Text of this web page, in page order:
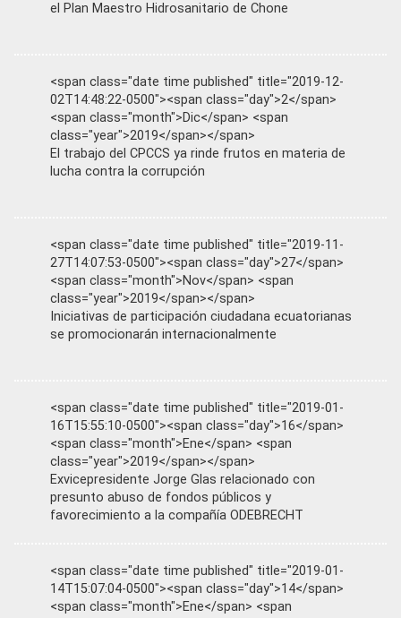
el Plan Maestro Hidrosanitario de Chone
<span class="date time published" title="2019-12-
02T14:48:22-0500"><span class="day">2</span>
<span class="month">Dic</span> <span
class="year">2019</span></span>
El trabajo del CPCCS ya rinde frutos en materia de
lucha contra la corrupción
<span class="date time published" title="2019-11-
27T14:07:53-0500"><span class="day">27</span>
<span class="month">Nov</span> <span
class="year">2019</span></span>
Iniciativas de participación ciudadana ecuatorianas
se promocionarán internacionalmente
<span class="date time published" title="2019-01-
16T15:55:10-0500"><span class="day">16</span>
<span class="month">Ene</span> <span
class="year">2019</span></span>
Exvicepresidente Jorge Glas relacionado con
presunto abuso de fondos públicos y
favorecimiento a la compañía ODEBRECHT
<span class="date time published" title="2019-01-
14T15:07:04-0500"><span class="day">14</span>
<span class="month">Ene</span> <span